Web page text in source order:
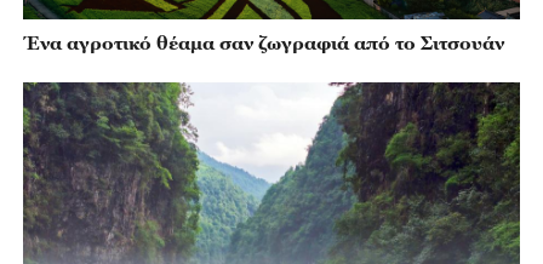
Ένα αγροτικό θέαμα σαν ζωγραφιά από το Σιτσουάν